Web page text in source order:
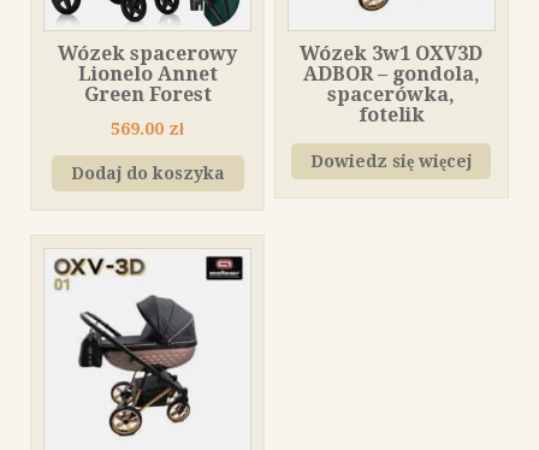
Wózek spacerowy
Lionelo Annet
Green Forest
569.00 zł
Dodaj do koszyka
Wózek 3w1 OXV3D
ADBOR – gondola,
spacerówka,
fotelik
Dowiedz się więcej